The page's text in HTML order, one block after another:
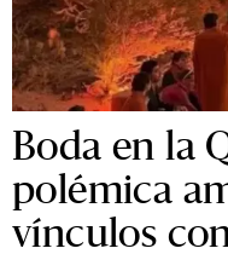
Boda en la
polémica
vínculos